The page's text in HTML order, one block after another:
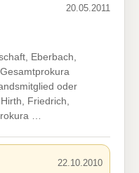
20.05.2011
Eberbach,
oder
Friedrich,
…
22.10.2010